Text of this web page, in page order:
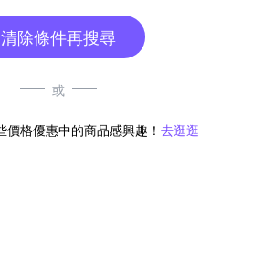
清除條件再搜尋
或
價格優惠中的商品感興趣！ 去逛逛